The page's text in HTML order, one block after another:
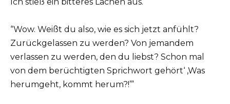
“Wow. Weißt du also, wie es sich jetzt anfühlt?
Zurückgelassen zu werden? Von jemandem
verlassen zu werden, den du liebst? Schon mal
von dem berüchtigten Sprichwort gehört‘ ‚Was
herumgeht, kommt herum?!’”